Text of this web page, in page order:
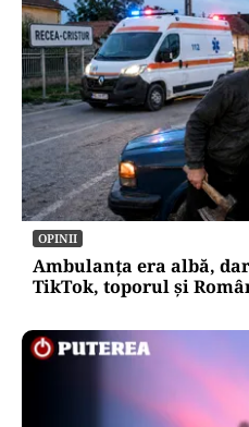
OPINII
Ambulanța era albă,
TikTok, toporul și